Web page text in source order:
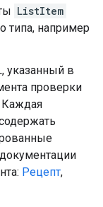
ListItem
типа, например
указанный в
проверки
Каждая
Рецепт,